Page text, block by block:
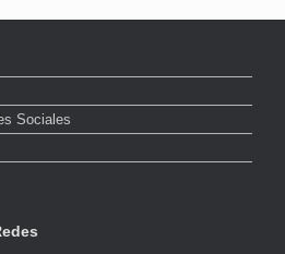
Sociales